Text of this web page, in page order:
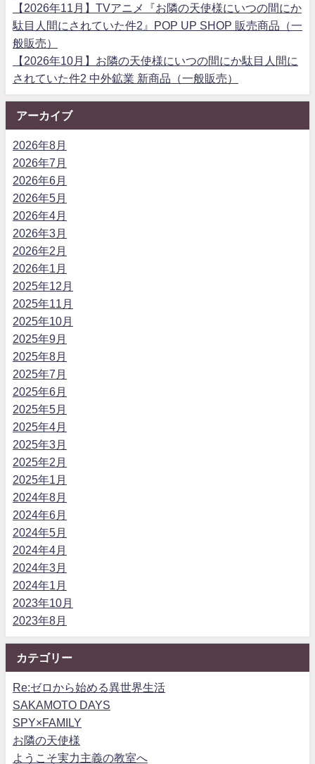
【2026年11月】TVアニメ『お隣の天使様にいつの間にか
駄目人間にされていた件2』POP UP SHOP 販売商品（一
般販売）
【2026年10月】お隣の天使様にいつの間にか駄目人間に
されていた件2 中外鉱業 新商品（一般販売）
アーカイブ
2026年8月
2026年7月
2026年6月
2026年5月
2026年4月
2026年3月
2026年2月
2026年1月
2025年12月
2025年11月
2025年10月
2025年9月
2025年8月
2025年7月
2025年6月
2025年5月
2025年4月
2025年3月
2025年2月
2025年1月
2024年8月
2024年6月
2024年5月
2024年4月
2024年3月
2024年1月
2023年10月
2023年8月
カテゴリー
Re:ゼロから始める異世界生活
SAKAMOTO DAYS
SPY×FAMILY
お隣の天使様
ようこそ実力主義の教室へ